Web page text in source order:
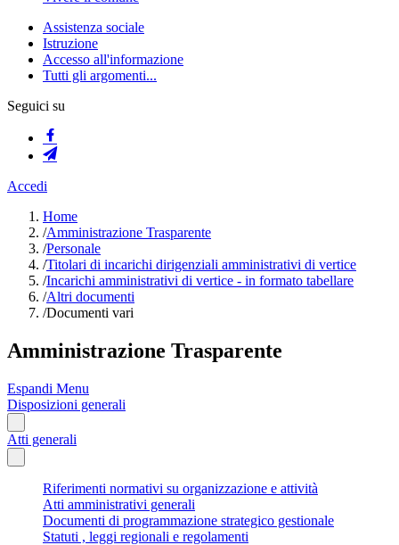
Assistenza sociale
Istruzione
Accesso all'informazione
Tutti gli argomenti...
Seguici su
Accedi
Home
/Amministrazione Trasparente
/Personale
/Titolari di incarichi dirigenziali amministrativi di vertice
/Incarichi amministrativi di vertice - in formato tabellare
/Altri documenti
/Documenti vari
Amministrazione Trasparente
Espandi Menu
Disposizioni generali
Atti generali
Riferimenti normativi su organizzazione e attività
Atti amministrativi generali
Documenti di programmazione strategico gestionale
Statuti , leggi regionali e regolamenti